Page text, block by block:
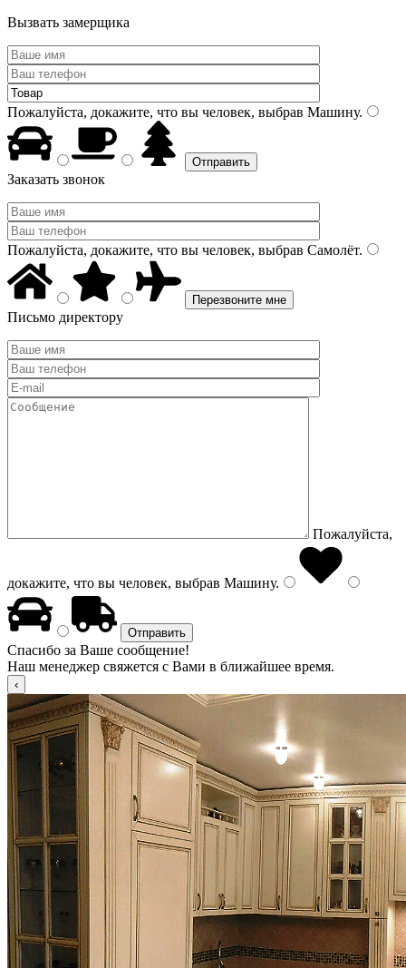
Вызвать замерщика
Пожалуйста, докажите, что вы человек, выбрав Машину.
Заказать звонок
Пожалуйста, докажите, что вы человек, выбрав Самолёт.
Письмо директору
Пожалуйста,
докажите, что вы человек, выбрав Машину.
Спасибо за Ваше сообщение!
Наш менеджер свяжется с Вами в ближайшее время.